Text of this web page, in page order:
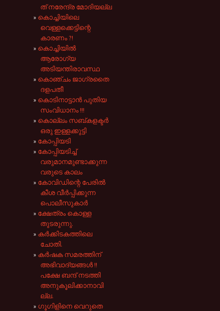
ത് നരേന്ദ്ര മോദിയല്ല
കൊച്ചിയിലെ
വെള്ളക്കെട്ടിന്റെ
കാരണം ?!
കൊച്ചിയിൽ
ആരോഗ്യ
അടിയന്തിരാവസ്ഥ
കൊഞ്ചം ജാഗ്രതൈ
ദളപതീ
കൊടിനാട്ടാൻ പുതിയ
സംവിധാനം !!!
കൊല്ലം സബ്കളക്ടർ
ഒരു ഇള്ളക്കുട്ടി
കോപ്പിയടി
കോപ്പിയടിച്ച്
വരുമാനമുണ്ടാക്കുന്ന
വരുടെ കാലം
കോവിഡിന്റെ പേരിൽ
കീശ വീർപ്പിക്കുന്ന
പൊലീസുകാർ
ക്ഷേത്രം കൊള്ള
തുടരുന്നു.
കർക്കിടകത്തിലെ
ചോതി.
കർഷക സമരത്തിന്
അഭിവാദ്യങ്ങൾ !!
പക്ഷേ ബന്ദ് നടത്തി
അനുകൂലിക്കാനാവി
ല്ല.
ഗൂഗിളിനെ വെറുതെ